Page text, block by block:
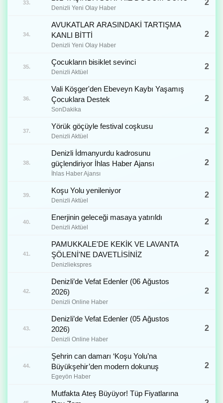
33.
Denizli Yeni Olay Haber
2
34.
AVUKATLAR ARASINDAKİ TARTIŞMA
KANLI BİTTİ
Denizli Yeni Olay Haber
2
35.
Çocukların bisiklet sevinci
Denizli Aktüel
2
36.
Vali Köşger'den Ebeveyn Kaybı Yaşamış
Çocuklara Destek
SonDakika
2
37.
Yörük göçüyle festival coşkusu
Denizli Aktüel
2
38.
Denizli İdmanyurdu kadrosunu
güçlendiriyor İhlas Haber Ajansı
İhlas Haber Ajansı
2
39.
Koşu Yolu yenileniyor
Denizli Aktüel
2
40.
Enerjinin geleceği masaya yatırıldı
Denizli Aktüel
2
41.
PAMUKKALE'DE KEKİK VE LAVANTA
ŞÖLENİ'NE DAVETLİSİNİZ
Denizliekspres
2
42.
Denizli’de Vefat Edenler (06 Ağustos
2026)
Denizli Online Haber
2
43.
Denizli’de Vefat Edenler (05 Ağustos
2026)
Denizli Online Haber
2
44.
Şehrin can damarı ‘Koşu Yolu’na
Büyükşehir’den modern dokunuş
Egeyön Haber
2
Mutfakta Ateş Büyüyor! Tüp Fiyatlarına